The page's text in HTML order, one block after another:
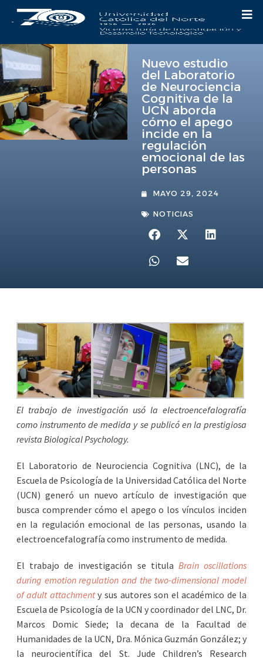
Nuevo estudio
del Laboratorio
de Neurociencia
Cognitiva de la
UCN aborda
cómo el apego
incide en la
regulación
emocional de las
personas
MAYO 29, 2024
NOTICIAS
El trabajo de investigación usó la electroencefalografía
como instrumento de medida y se publicó en la prestigiosa
revista Biological Psychology.
El Laboratorio de Neurociencia Cognitiva (LNC), de la
Escuela de Psicología de la Universidad Católica del Norte
(UCN) generó un nuevo artículo de investigación que
busca comprender cómo el apego o los vínculos inciden
en la regulación emocional de las personas, usando la
electroencefalografía como instrumento de medida.
El trabajo de investigación se titula Brain oscillations
during emotion regulation and the two-dimensional model
of adult attachmenty sus autores son el académico de la
Escuela de Psicología de la UCN y coordinador del LNC, Dr.
Marcos Domic Siede; la decana de la Facultad de
Humanidades de la UCN, Dra. Mónica Guzmán González; y
la neurocientífica del St. Jude Children’s Research